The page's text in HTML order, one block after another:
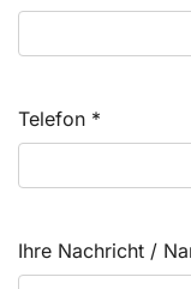
Telefon *
Ihre Nachricht /